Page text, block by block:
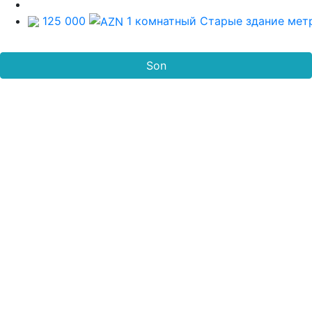
125 000 1 комнатный Старые здание
Son